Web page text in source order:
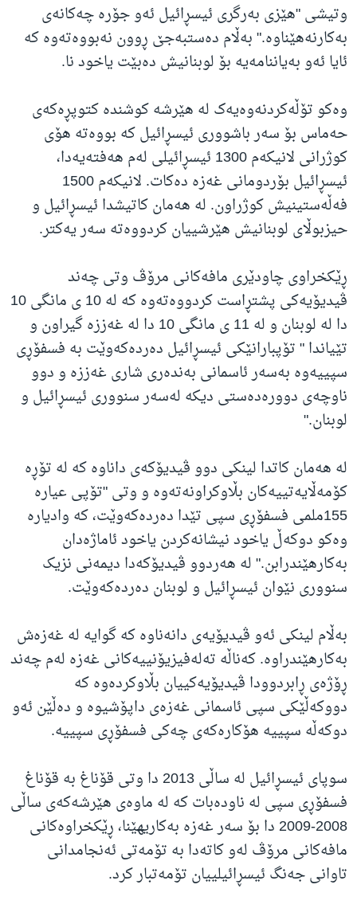
وتیشی "هێزی بەرگری ئیسڕائیل ئەو جۆرە چەکانەی
بەکارنەهێناوە." بەڵام دەستبەجێ ڕوون نەبووەتەوە کە
ئایا ئەو بەیاننامەیە بۆ لوبنانیش دەبێت یاخود نا.
وەکو تۆڵەکردنەوەیەک لە هێرشە کوشندە کتوپڕەکەی
حەماس بۆ سەر باشووری ئیسڕائیل کە بووەتە هۆی
کوژرانی لانیکەم 1300 ئیسڕائیلی لەم هەفتەیەدا،
ئیسڕائیل بۆردومانی غەزە دەکات. لانیکەم 1500
فەڵەستینیش کوژراون. لە هەمان کاتیشدا ئیسڕائیل و
حیزبوڵای لوبنانیش هێرشییان کردووەتە سەر یەکتر.
ڕێکخراوی چاودێری مافەکانی مرۆڤ وتی چەند
ڤیدیۆیەکی پشتڕاست کردووەتەوە کە لە 10 ی مانگی 10
دا لە لوبنان و لە 11 ی مانگی 10 دا لە غەززە گیراون و
تێیاندا " تۆپبارانێکی ئیسڕائیل دەردەکەوێت بە فسفۆڕی
سپییەوە بەسەر ئاسمانی بەندەری شاری غەززە و دوو
ناوچەی دوورەدەستی دیکە لەسەر سنووری ئیسڕائیل و
لوبنان."
لە هەمان کاتدا لینکی دوو ڤیدیۆکەی داناوە کە لە تۆڕە
کۆمەڵایەتییەکان بڵاوکراونەتەوە و وتی "تۆپی عیارە
155ملمی فسفۆڕی سپی تێدا دەردەکەوێت، کە وادیارە
وەکو دوکەڵ یاخود نیشانەکردن یاخود ئاماژەدان
بەکارهێندرابن." لە هەردوو ڤیدیۆکەدا دیمەنی نزیک
سنووری نێوان ئیسڕائیل و لوبنان دەردەکەوێت.
بەڵام لینکی ئەو ڤیدیۆیەی دانەناوە کە گوایە لە غەزەش
بەکارهێندراوە. کەناڵە تەلەفیزیۆنییەکانی غەزە لەم چەند
ڕۆژەی ڕابردوودا ڤیدیۆیەکییان بڵاوکردەوە کە
دووکەڵێکی سپی ئاسمانی غەزەی داپۆشیوە و دەڵێن ئەو
دوکەڵە سپییە هۆکارەکەی چەکی فسفۆڕی سپییە.
سوپای ئیسڕائیل لە ساڵی 2013 دا وتی قۆناغ بە قۆناغ
فسفۆڕی سپی لە ناودەبات کە لە ماوەی هێرشەکەی ساڵی
2008-2009 دا بۆ سەر غەزە بەکاریهێنا، ڕێکخراوەکانی
مافەکانی مرۆڤ لەو کاتەدا بە تۆمەتی ئەنجامدانی
تاوانی جەنگ ئیسڕائیلییان تۆمەتبار کرد.